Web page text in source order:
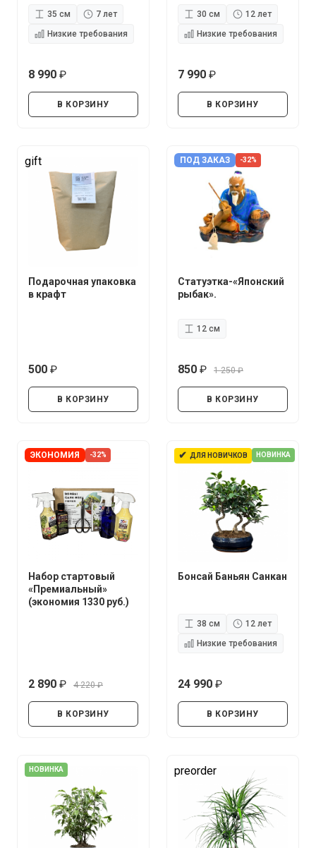
35 см
7 лет
Низкие требования
8 990
В КОРЗИНУ
30 см
12 лет
Низкие требования
7 990
В КОРЗИНУ
gift
Подарочная упаковка
в крафт
500
В КОРЗИНУ
ПОД ЗАКАЗ -32%
Статуэтка-«Японский
рыбак».
12 см
850
1 250
В КОРЗИНУ
ЭКОНОМИЯ -32%
Набор стартовый
«Премиальный»
(экономия 1330 руб.)
2 890
4 220
В КОРЗИНУ
✔ ДЛЯ НОВИЧКОВ НОВИНКА
Бонсай Баньян Санкан
38 см
12 лет
Низкие требования
24 990
В КОРЗИНУ
НОВИНКА preorder